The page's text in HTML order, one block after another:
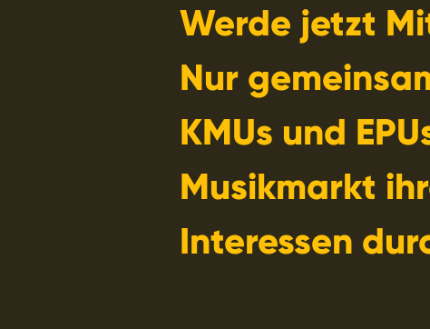
Werde jetzt
Nur
KMUs und
Musikmarkt
Interessen